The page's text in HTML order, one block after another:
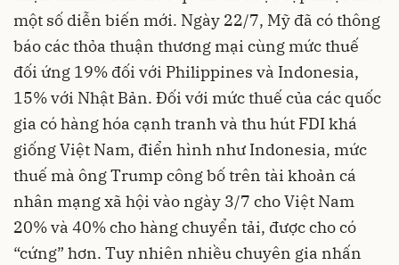
một số diễn biến mới. Ngày 22/7, Mỹ đã có thông
báo các thỏa thuận thương mại cùng mức thuế
đối ứng 19% đối với Philippines và Indonesia,
15% với Nhật Bản. Đối với mức thuế của các quốc
gia có hàng hóa cạnh tranh và thu hút FDI khá
giống Việt Nam, điển hình như Indonesia, mức
thuế mà ông Trump công bố trên tài khoản cá
nhân mạng xã hội vào ngày 3/7 cho Việt Nam
20% và 40% cho hàng chuyển tải, được cho có
“cứng” hơn. Tuy nhiên nhiều chuyên gia nhấn